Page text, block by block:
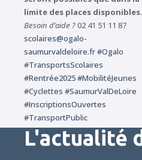
limite des places disponibles.
Besoin d’aide ?02 41 51 11 87
scolaires@ogalo-
saumurvaldeloire.fr#Ogalo
#TransportsScolaires
#Rentrée2025#MobilitéJeunes
#Cyclettes #SaumurValDeLoire
#InscriptionsOuvertes
#TransportPublic
L'actualité